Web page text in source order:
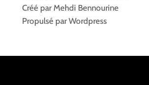
Créé par Mehdi Bennourine
Propulsé par Wordpress